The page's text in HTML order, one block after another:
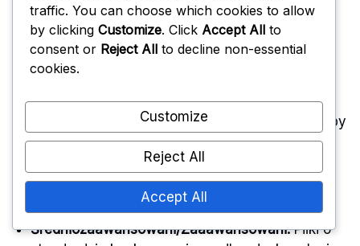
Dodatkowo rozważ środowisko treningowe. Jeśli
ćwiczysz w bardziej kontrolowanym otoczeniu,
możesz wybrać piłki wyższej jakości, które
swobodnego treningu mogą wystarczyć tańsze
opcje. Zawsze sprawdzajopinie użytkowników
, aby
zobaczyć, jak dobrze piłka sprawuje się w Twoim
konkretnym kontekście treningowym.
Miększe piłki dla lepszej kontroli
Średniozaawansowani/Zaaawansowani:Piłki o
traffic. You can choose which cookies to allow
by clicking Customize. Click Accept All to
consent or Reject All to decline non-essential
cookies.
Customize
Reject All
Accept All